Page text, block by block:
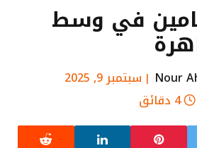
في وسط
Nour
سبتمبر 9, 2025
4 دقائق